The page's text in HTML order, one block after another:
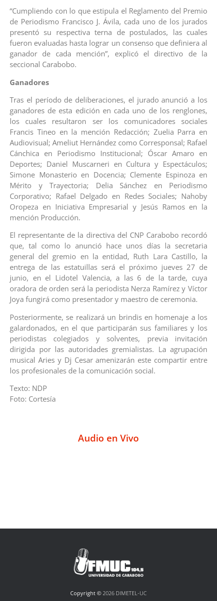
“Cumpliendo con lo que estipula el Reglamento del Premio
de Periodismo Francisco J. Ávila, cada uno de los jurados
presentó su respectiva terna de postulados, las cuales
fueron evaluadas hasta lograr un consenso que definiera al
ganador de cada mención”, explicó el directivo de la
seccional Carabobo.
Ganadores
Tras el período de deliberaciones, el jurado anunció a los
ganadores de esta edición en cada uno de los renglones,
los cuales resultaron ser los comunicadores sociales
Francis Tineo en la mención Redacción; Zuelia Parra en
Audiovisual; Ameliut Hernández como Corresponsal; Rafael
Cánchica en Periodismo Institucional; Óscar Amaro en
Deportes; Daniel Muscarneri en Cultura y Espectáculos;
Simone Monasterio en Docencia; Clemente Espinoza en
Mérito y Trayectoria; Delia Sánchez en Periodismo
Corporativo; Rafael Delgado en Redes Sociales; Nahoby
Oropeza en Iniciativa Empresarial y Jesús Ramos en la
mención Producción.
El representante de la directiva del CNP Carabobo recordó
que, tal como lo anunció hace unos días la secretaria
general del gremio en la entidad, Ruth Lara Castillo, la
entrega de las estatuillas será el próximo jueves 27 de
junio, en el Lidotel Valencia, a las 6 de la tarde, cuya
oradora de orden será la periodista Nerza Ramírez y Víctor
Joya fungirá como presentador y maestro de ceremonia.
Posteriormente, se realizará un brindis en homenaje a los
galardonados, en el que participarán sus familiares y los
periodistas colegiados y solventes, previa invitación
dirigida por las autoridades gremialistas. La agrupación
musical Aries y Dj Cesar amenizarán este compartir entre
los profesionales de la comunicación social.
Texto: NDP
Foto: Cortesía
Audio en Vivo
Copyright © 2026 DIMETEL-UC